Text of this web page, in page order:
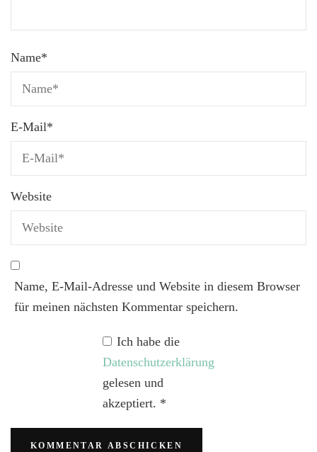
Name*
E-Mail*
Website
Name, E-Mail-Adresse und Website in diesem Browser
für meinen nächsten Kommentar speichern.
Ich habe die
Datenschutzerklärung
gelesen und
akzeptiert. *